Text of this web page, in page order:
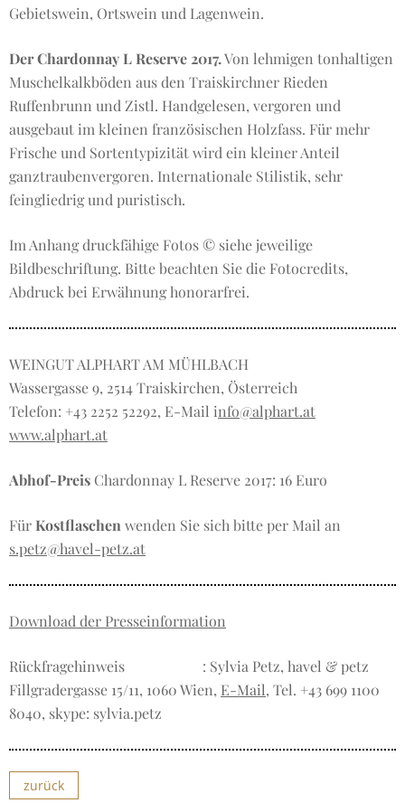
Gebietswein, Ortswein und Lagenwein.
Der Chardonnay L Reserve 2017.Von lehmigen tonhaltigen
Muschelkalkböden aus den Traiskirchner Rieden
Ruffenbrunn und Zistl. Handgelesen, vergoren und
ausgebaut im kleinen französischen Holzfass. Für mehr
Frische und Sortentypizität wird ein kleiner Anteil
ganztraubenvergoren. Internationale Stilistik, sehr
feingliedrig und puristisch.
Im Anhang druckfähige Fotos © siehe jeweilige
Bildbeschriftung. Bitte beachten Sie die Fotocredits,
Abdruck bei Erwähnung honorarfrei.
WEINGUT ALPHART AM MÜHLBACH
Wassergasse 9, 2514 Traiskirchen, Österreich
Telefon: +43 2252 52292, E-Mail info@alphart.at
www.alphart.at
Abhof-Preis Chardonnay L Reserve 2017: 16 Euro
Für Kostflaschen wenden Sie sich bitte per Mail an
s.petz@havel-petz.at
Download der Presseinformation
Rückfragehinweis
: Sylvia Petz, havel & petz
Fillgradergasse 15/11, 1060 Wien, E-Mail, Tel. +43 699 1100
8040, skype: sylvia.petz
zurück